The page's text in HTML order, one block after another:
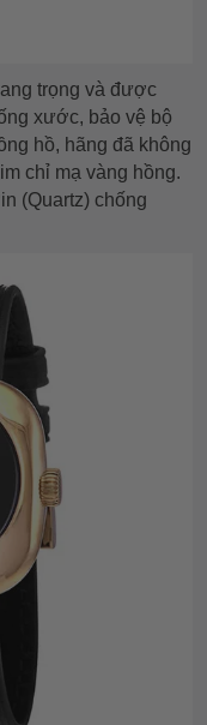
trọng và được
xước, bảo vệ bộ
hồ, hãng đã không
chỉ mạ vàng hồng.
(Quartz) chống